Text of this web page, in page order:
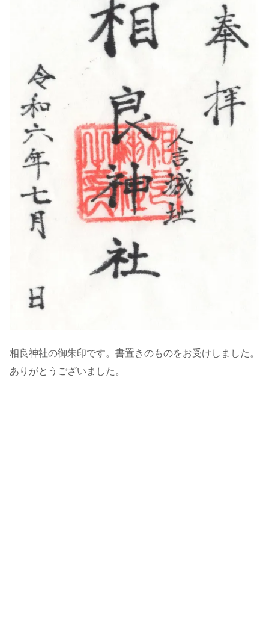
相良神社の御朱印です。書置きのものをお受けしました。
ありがとうございました。